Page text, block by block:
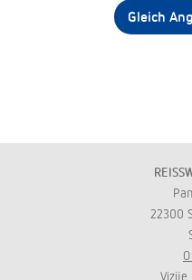
Gleich
22300
Vizije